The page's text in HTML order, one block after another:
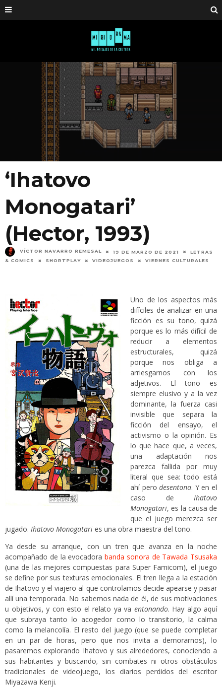
‘Ihatovo
Monogatari’
(Hector, 1993)
VÍCTOR NAVARRO REMESAL 19 DE MARZO DE 2021
LETRAS
& COMICS
SHORTPLAY VIDEOJUEGOS VIERNES CULTURALES
Uno de los aspectos más
difíciles de analizar en una
ficción es su tono, quizá
porque es lo más difícil de
reducir a elementos
estructurales, quizá
porque nos obliga a
arriesgarnos con los
adjetivos. El tono es
siempre elusivo y a la vez
dominante, la fuerza casi
invisible que separa la
ficción del ensayo, el
activismo o la opinión. Es
lo que hace que, a veces,
una adaptación nos
parezca fallida por muy
literal que sea: todo está
ahí perodesentona. Y en el
caso de Ihatovo
Monogatari, es la causa de
que el juego merezca ser
jugado. Ihatovo Monogatari es una obra maestra del tono.
Ya desde su arranque, con un tren que avanza en la noche
acompañado de la evocadora banda sonora de Tawada Tsusaka
(una de las mejores compuestas para Super Famicom), el juego
se define por sus texturas emocionales. El tren llega a la estación
de Ihatovo y el viajero al que controlamos decide apearse y pasar
allí una temporada. No sabemos nada de él, de sus motivaciones
u objetivos, y con esto el relato ya va entonando. Hay algo aquí
que subraya tanto lo acogedor como lo transitorio, la calma
como la melancolía. El resto del juego (que se puede completar
en un par de horas, pero que nos invita a demorarnos), lo
pasaremos explorando Ihatovo y sus alrededores, conociendo a
sus habitantes y buscando, sin combates ni otros obstáculos
tradicionales de videojuego, los diarios perdidos del escritor
Miyazawa Kenji.